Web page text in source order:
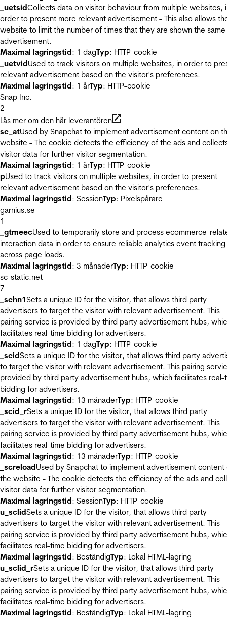
_uetsidCollects data on visitor behaviour from multiple websites,
order to present more relevant advertisement - This also allows
website to limit the number of times that they are shown the same
advertisement.
Maximal lagringstid: 1 dagTyp: HTTP-cookie
_uetvidUsed to track visitors on multiple websites, in order to
relevant advertisement based on the visitor's preferences.
Maximal lagringstid: 1 årTyp: HTTP-cookie
Snap Inc.
2
Läs mer om den här leverantören
sc_atUsed by Snapchat to implement advertisement content on
website - The cookie detects the efficiency of the ads and
visitor data for further visitor segmentation.
Maximal lagringstid: 1 årTyp: HTTP-cookie
pUsed to track visitors on multiple websites, in order to present
relevant advertisement based on the visitor's preferences.
Maximal lagringstid: SessionTyp: Pixelspårare
garnius.se
1
_gtmeecUsed to temporarily store and process ecommerce-
interaction data in order to ensure reliable analytics event tracking
across page loads.
Maximal lagringstid: 3 månaderTyp: HTTP-cookie
sc-static.net
7
_schn1Sets a unique ID for the visitor, that allows third party
advertisers to target the visitor with relevant advertisement. This
pairing service is provided by third party advertisement hubs,
facilitates real-time bidding for advertisers.
Maximal lagringstid: 1 dagTyp: HTTP-cookie
_scidSets a unique ID for the visitor, that allows third party
to target the visitor with relevant advertisement. This pairing
provided by third party advertisement hubs, which facilitates real-
bidding for advertisers.
Maximal lagringstid: 13 månaderTyp: HTTP-cookie
_scid_rSets a unique ID for the visitor, that allows third party
advertisers to target the visitor with relevant advertisement. This
pairing service is provided by third party advertisement hubs,
facilitates real-time bidding for advertisers.
Maximal lagringstid: 13 månaderTyp: HTTP-cookie
_screloadUsed by Snapchat to implement advertisement content
the website - The cookie detects the efficiency of the ads and
visitor data for further visitor segmentation.
Maximal lagringstid: SessionTyp: HTTP-cookie
u_sclidSets a unique ID for the visitor, that allows third party
advertisers to target the visitor with relevant advertisement. This
pairing service is provided by third party advertisement hubs,
facilitates real-time bidding for advertisers.
Maximal lagringstid: BeständigTyp: Lokal HTML-lagring
u_sclid_rSets a unique ID for the visitor, that allows third party
advertisers to target the visitor with relevant advertisement. This
pairing service is provided by third party advertisement hubs,
facilitates real-time bidding for advertisers.
Maximal lagringstid: BeständigTyp: Lokal HTML-lagring